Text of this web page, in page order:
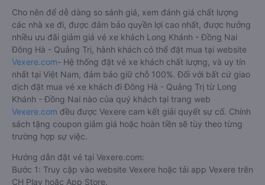
Cho nên để dễ dàng so sánh giá, xem đánh giá chất lượng
các nhà xe đi, được đảm bảo quyền lợi cao nhất, được hưởng
nhiều ưu đãi giảm giá vé xe khách Long Khánh - Đồng Nai
Đông Hà - Quảng Trị, hành khách có thể đặt mua tại website
Vexere.com- Hệ thống đặt vé xe khách chất lượng, và uy tín
nhất tại Việt Nam, đảm bảo giữ chỗ 100%. Đối với bất cứ giao
dịch đặt mua vé xe khách đi Đông Hà - Quảng Trị từ Long
Khánh - Đồng Nai nào của quý khách tại trang web
Vexere.com đều được Vexere cam kết giải quyết sự cố. Chính
sách tặng coupon giảm giá hoặc hoàn tiền sẽ tùy theo từng
trường hợp sự việc.
Hướng dẫn đặt vé tại Vexere.com:
Bước 1: Truy cập vào website Vexere hoặc tải app Vexere trên
CH Play hoặc App Store.